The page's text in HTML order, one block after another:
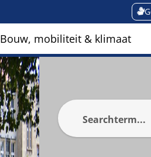
Bouw, mobiliteit & klimaat